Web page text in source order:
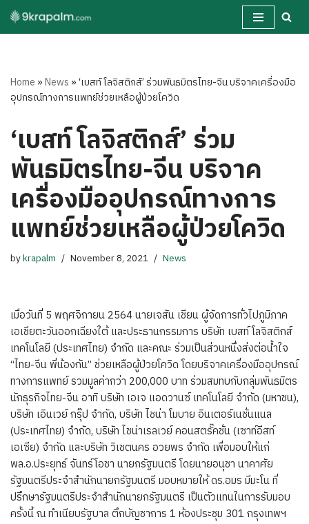
Skip
Home »News »‘เบสท์ โลจิสติกส์’ ร่วมพันธมิตรไทย-จีน บริจาคเครื่องมือ
อุปกรณ์ทางการแพทย์ช่วยเหลือผู้ป่วยโควิด
‘เบสท์ โลจิสติกส์’ ร่วม
พันธมิตรไทย-จีน บริจาค
เครื่องมืออุปกรณ์ทางการ
แพทย์ช่วยเหลือผู้ป่วยโควิด
bykrapalm November 8, 2021 News
เมื่อวันที่ 5 พฤศจิกายน 2564 นายเจสัน เชียน ผู้จัดการทั่วไปภูมิภาค
เอเชียตะวันออกเฉียงใต้ และประธานกรรมการ บริษัท เบสท์ โลจิสติกส์
เทคโนโลยี (ประเทศไทย) จำกัด และคณะ ร่วมเป็นส่วนหนึ่งส่งต่อน้ำใจ
“ไทย-จีน พี่น้องกัน” ช่วยเหลือผู้ป่วยโควิด โดยบริจาคเครื่องมืออุปกรณ์
ทางการแพทย์ รวมมูลค่ากว่า 200,000 บาท ร่วมสมทบกับกลุ่มพันธมิตร
นักธุรกิจไทย-จีน อาทิ บริษัท เอเจ แอดวานซ์ เทคโนโลยี จำกัด (มหาชน),
บริษัท เอินเวย์ กรุ๊ป จำกัด, บริษัท ไชน่า โมบาย อินเตอร์เนชั่นแนล
(ประเทศไทย) จำกัด, บริษัท ไชน่าเรลเวย์ คอนสตรั๊คชั่น (เซาท์อีสท์
เอเซีย) จำกัด และบริษัท วิเชตนคร อวยพร จำกัด เพื่อมอบให้แก่
พล.อ.ประยุทธ์ จันทร์โอชา นายกรัฐมนตรี โดยนายอนุชา นาคาศัย
รัฐมนตรีประจำสำนักนายกรัฐมนตรี มอบหมายให้ ดร.อมร มีมะโน ที่
ปรึกษารัฐมนตรีประจำสำนักนายกรัฐมนตรี เป็นตัวแทนในการรับมอบ
ครั้งนี้ ณ ทำเนียบรัฐบาล ตึกบัญชาการ 1 ห้องประชุม 301 กรุงเทพฯ